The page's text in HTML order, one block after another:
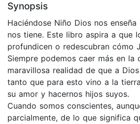
Synopsis
Haciéndose Niño Dios nos
nos tiene. Este libro aspira a que
profundicen o redescubran cómo
Siempre podemos caer más en la
maravillosa realidad de que a
tanto que para esto vino a la
su amor y hacernos hijos suyos.
Cuando somos conscientes,
parcialmente, de lo que significa